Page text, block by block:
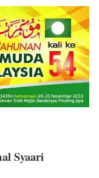
Syaari